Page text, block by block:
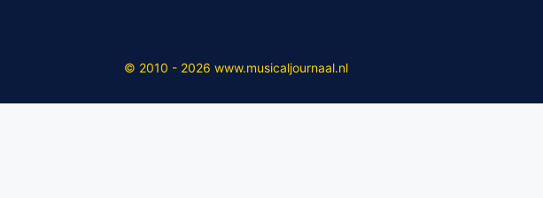
© 2010 - 2026 www.musicaljournaal.nl